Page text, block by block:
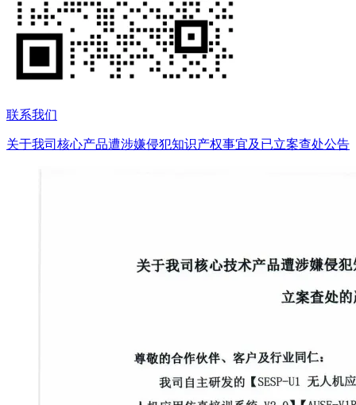
联系我们
关于我司核心产品遭涉嫌侵犯知识产权事宜及已立案查处公告